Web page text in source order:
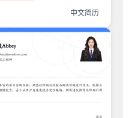
中文简历